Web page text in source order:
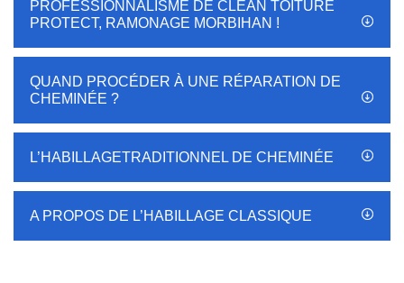
PROFESSIONNALISME DE CLEAN TOITURE
PROTECT, RAMONAGE MORBIHAN !
QUAND PROCÉDER À UNE RÉPARATION DE
CHEMINÉE ?
L’HABILLAGETRADITIONNEL DE CHEMINÉE
A PROPOS DE L’HABILLAGE CLASSIQUE